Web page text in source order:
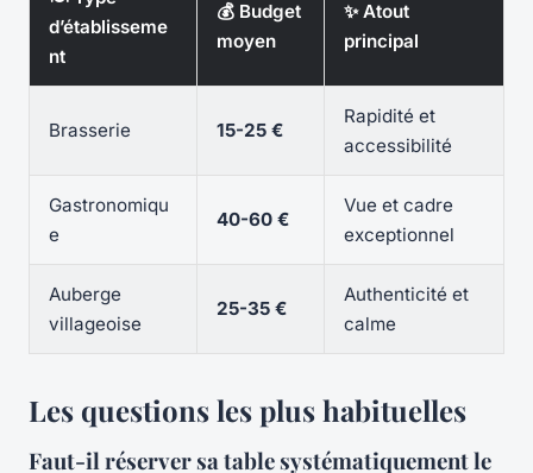
d’établisseme
nt
💰 Budget
moyen
✨ Atout
principal
Brasserie 15-25 €
Rapidité et
accessibilité
Gastronomiqu
e
40-60 €
Vue et cadre
exceptionnel
Auberge
villageoise
25-35 €
Authenticité et
calme
Les questions les plus habituelles
Faut-il réserver sa table systématiquement le